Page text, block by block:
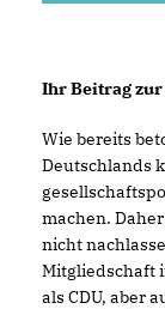
Ihr Beitrag
Wie bereits
Deutschlands
machen.
nicht
Mitgliedschaft
als CDU, aber